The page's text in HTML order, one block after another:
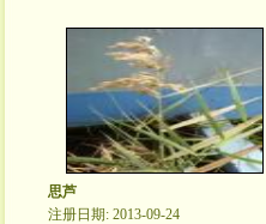
思芦
注册日期: 2013-09-24